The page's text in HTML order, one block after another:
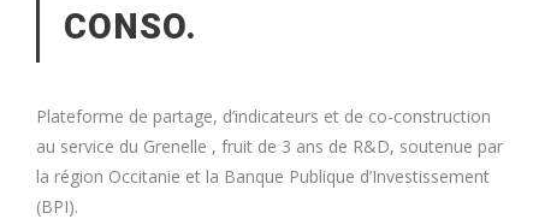
CONSO.
Plateforme de partage, d’indicateurs et de co-construction
au service du Grenelle , fruit de 3 ans de R&D, soutenue par
la région Occitanie et la Banque Publique d’Investissement
(BPI).